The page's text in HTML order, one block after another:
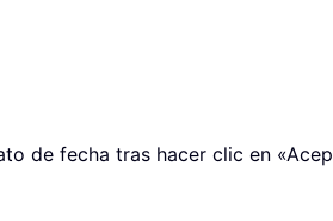
de fecha tras hacer clic en